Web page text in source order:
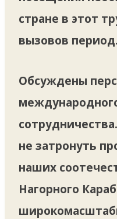
стране в этот
вызовов период.
Обсуждены
не затронуть
наших
Нагорного